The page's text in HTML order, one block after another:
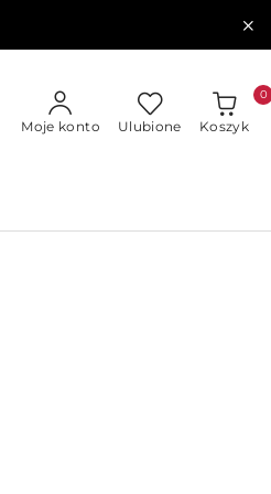
Moje konto Ulubione Koszyk
0